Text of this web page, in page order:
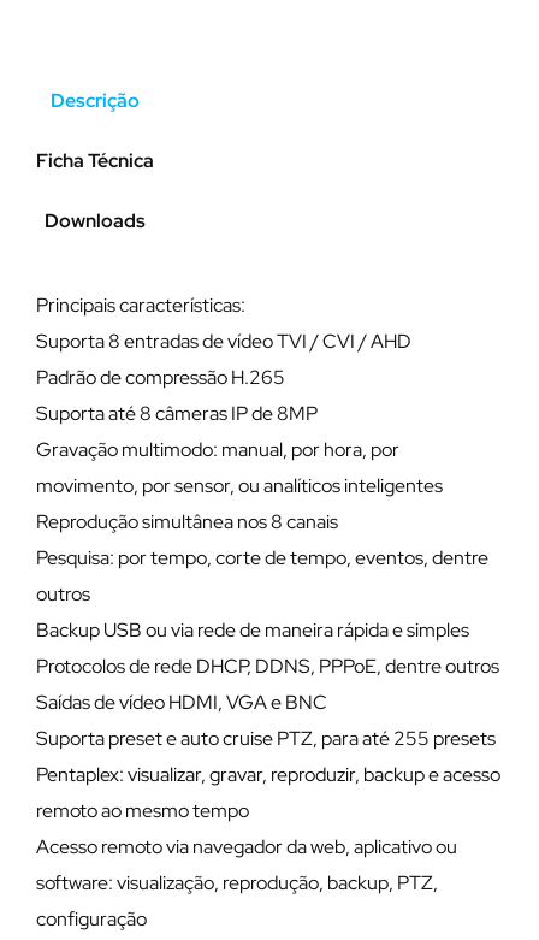
Descrição
Ficha Técnica
Downloads
Principais características:
Suporta 8 entradas de vídeo TVI / CVI / AHD
Padrão de compressão H.265
Suporta até 8 câmeras IP de 8MP
Gravação multimodo: manual, por hora, por
movimento, por sensor, ou analíticos inteligentes
Reprodução simultânea nos 8 canais
Pesquisa: por tempo, corte de tempo, eventos, dentre
outros
Backup USB ou via rede de maneira rápida e simples
Protocolos de rede DHCP, DDNS, PPPoE, dentre outros
Saídas de vídeo HDMI, VGA e BNC
Suporta preset e auto cruise PTZ, para até 255 presets
Pentaplex: visualizar, gravar, reproduzir, backup e acesso
remoto ao mesmo tempo
Acesso remoto via navegador da web, aplicativo ou
software: visualização, reprodução, backup, PTZ,
configuração